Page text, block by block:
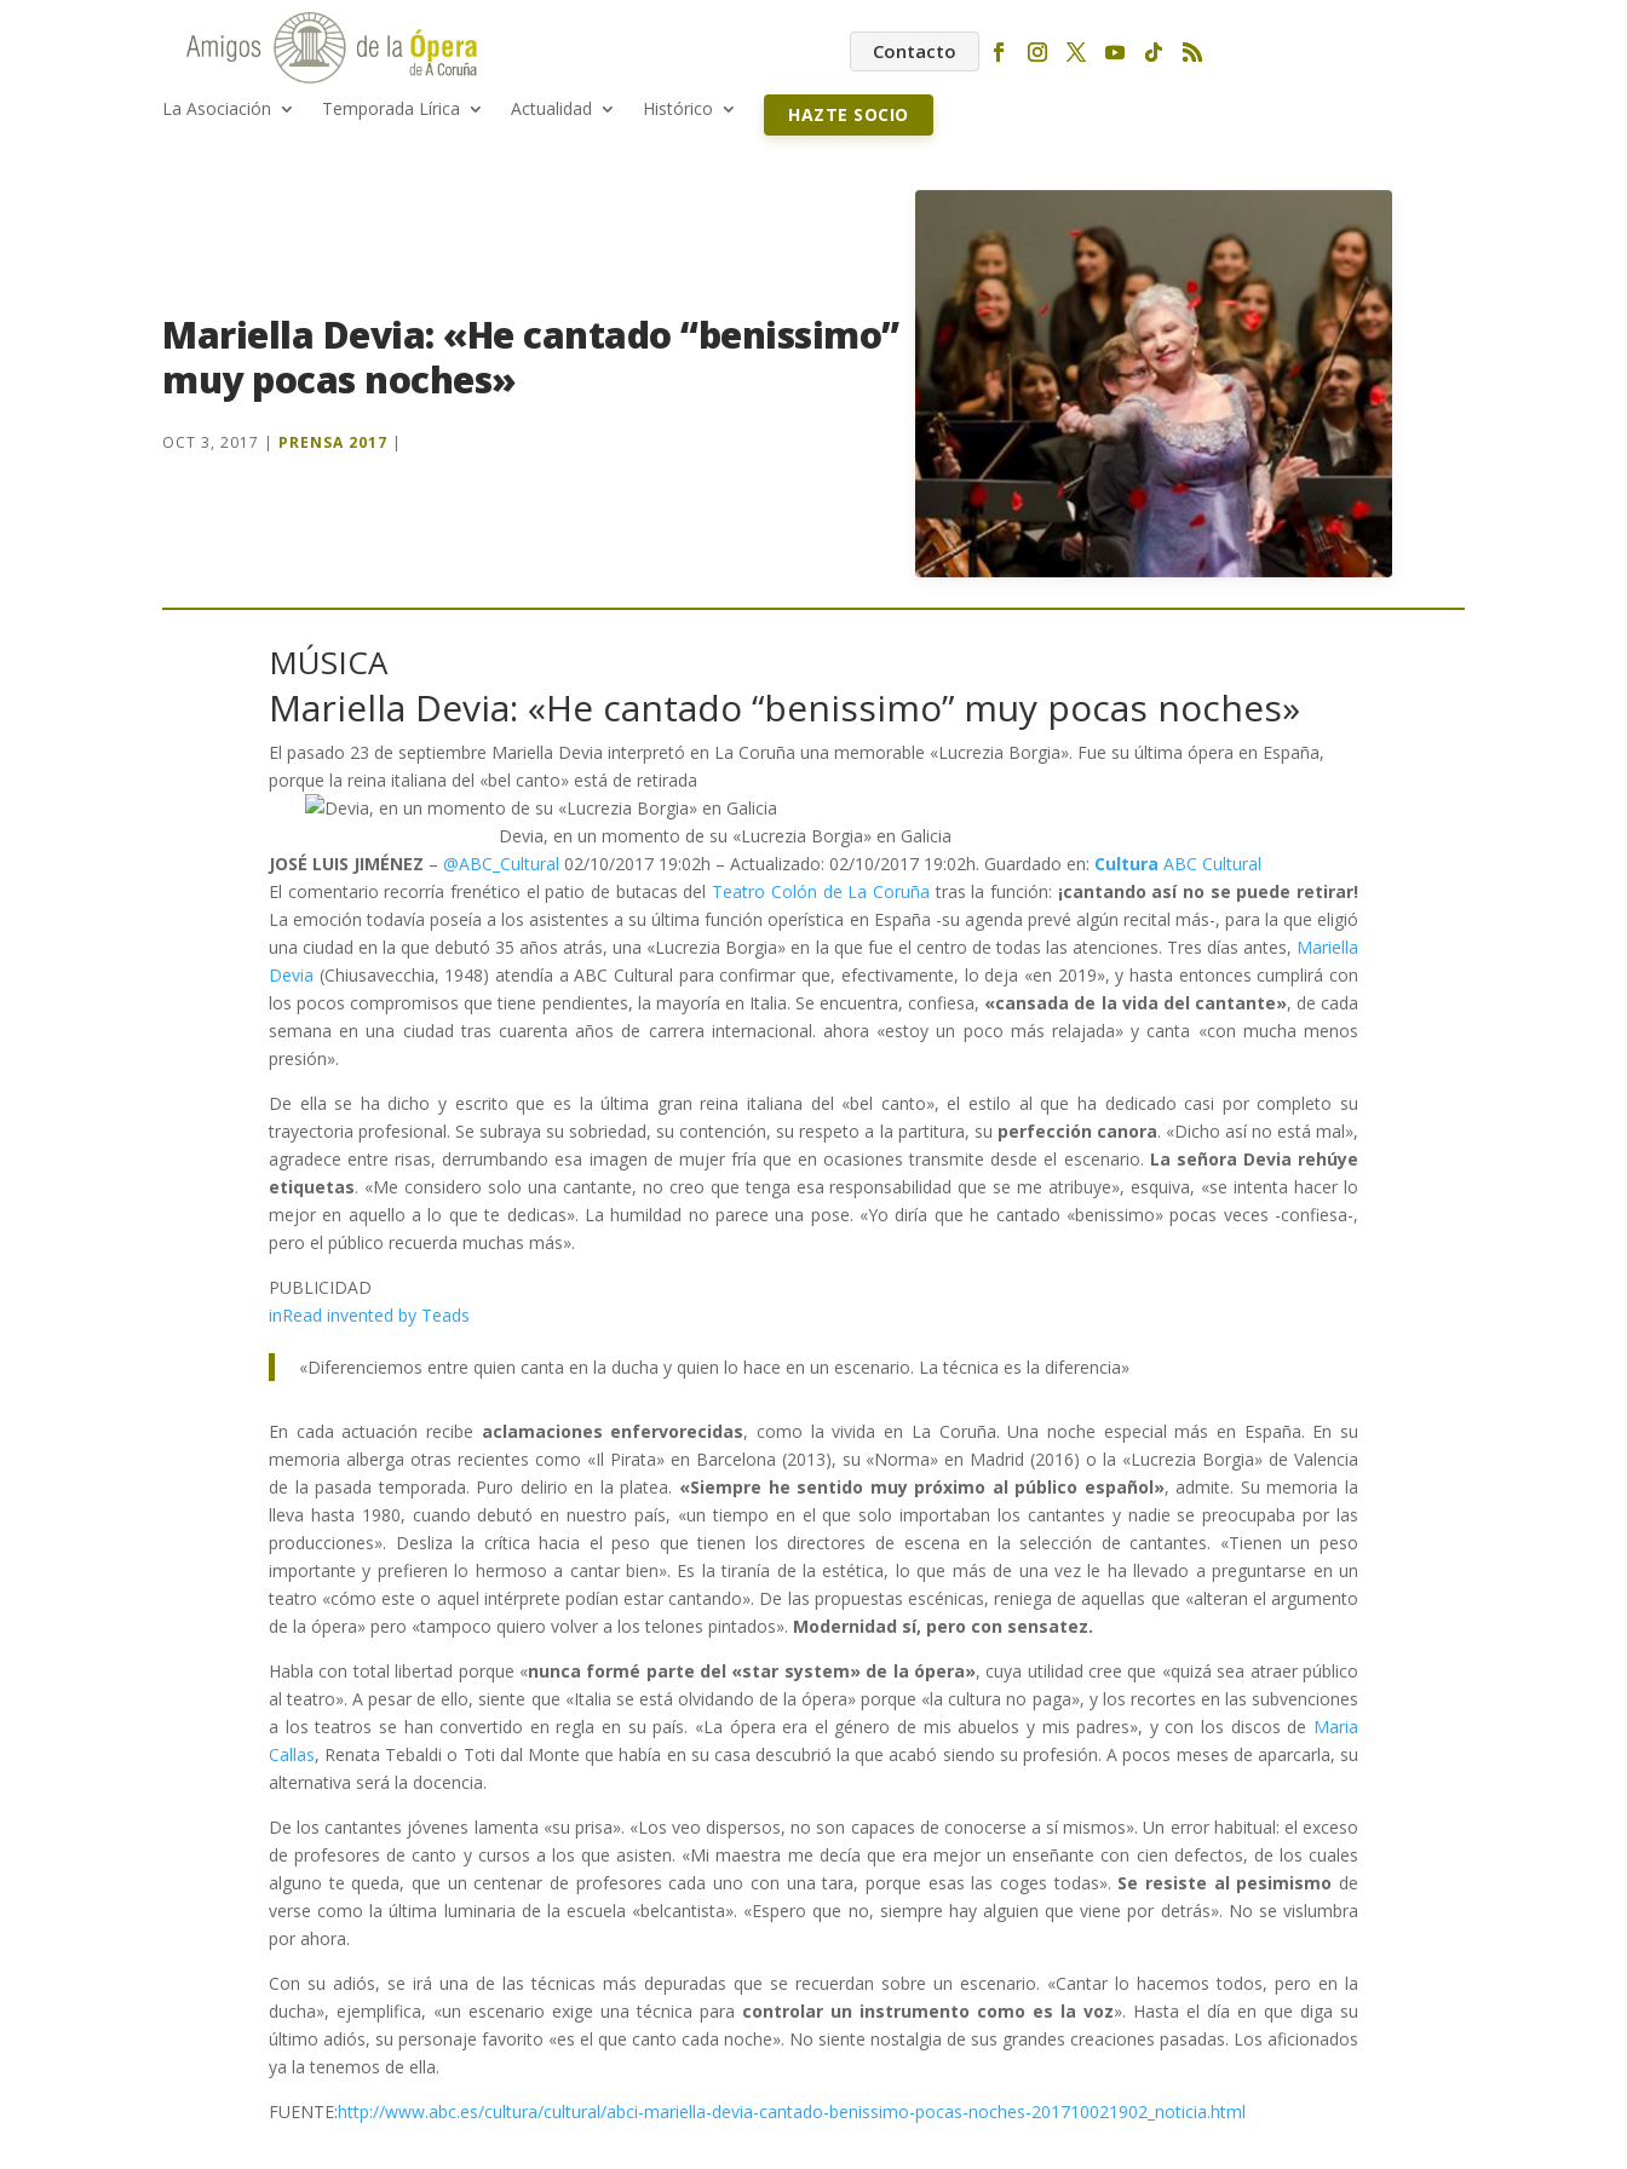
Contacto
La Asociación Temporada Lírica Actualidad Histórico HAZTE SOCIO
Mariella Devia: «He cantado “benissimo”
muy pocas noches»
OCT 3, 2017 | PRENSA 2017 |
MÚSICA
Mariella Devia: «He cantado “benissimo” muy pocas noches»
El pasado 23 de septiembre Mariella Devia interpretó en La Coruña una memorable «Lucrezia Borgia». Fue su última ópera en España,
porque la reina italiana del «bel canto» está de retirada
Devia, en un momento de su «Lucrezia Borgia» en Galicia
JOSÉ LUIS JIMÉNEZ – @ABC_Cultural 02/10/2017 19:02h – Actualizado: 02/10/2017 19:02h. Guardado en: Cultura ABC Cultural
El comentario recorría frenético el patio de butacas del Teatro Colón de La Coruña tras la función: ¡cantando así no se puede retirar!
La emoción todavía poseía a los asistentes a su última función operística en España -su agenda prevé algún recital más-, para la que eligió
una ciudad en la que debutó 35 años atrás, una «Lucrezia Borgia» en la que fue el centro de todas las atenciones. Tres días antes, Mariella
Devia (Chiusavecchia, 1948) atendía a ABC Cultural para confirmar que, efectivamente, lo deja «en 2019», y hasta entonces cumplirá con
los pocos compromisos que tiene pendientes, la mayoría en Italia. Se encuentra, confiesa, «cansada de la vida del cantante», de cada
semana en una ciudad tras cuarenta años de carrera internacional. ahora «estoy un poco más relajada» y canta «con mucha menos
presión».
De ella se ha dicho y escrito que es la última gran reina italiana del «bel canto», el estilo al que ha dedicado casi por completo su
trayectoria profesional. Se subraya su sobriedad, su contención, su respeto a la partitura, su perfección canora. «Dicho así no está mal»,
agradece entre risas, derrumbando esa imagen de mujer fría que en ocasiones transmite desde el escenario. La señora Devia rehúye
etiquetas. «Me considero solo una cantante, no creo que tenga esa responsabilidad que se me atribuye», esquiva, «se intenta hacer lo
mejor en aquello a lo que te dedicas». La humildad no parece una pose. «Yo diría que he cantado «benissimo» pocas veces -confiesa-,
pero el público recuerda muchas más».
PUBLICIDAD
inRead invented by Teads
«Diferenciemos entre quien canta en la ducha y quien lo hace en un escenario. La técnica es la diferencia»
En cada actuación recibe aclamaciones enfervorecidas, como la vivida en La Coruña. Una noche especial más en España. En su
memoria alberga otras recientes como «Il Pirata» en Barcelona (2013), su «Norma» en Madrid (2016) o la «Lucrezia Borgia» de Valencia
de la pasada temporada. Puro delirio en la platea. «Siempre he sentido muy próximo al público español», admite. Su memoria la
lleva hasta 1980, cuando debutó en nuestro país, «un tiempo en el que solo importaban los cantantes y nadie se preocupaba por las
producciones». Desliza la crítica hacia el peso que tienen los directores de escena en la selección de cantantes. «Tienen un peso
importante y prefieren lo hermoso a cantar bien». Es la tiranía de la estética, lo que más de una vez le ha llevado a preguntarse en un
teatro «cómo este o aquel intérprete podían estar cantando». De las propuestas escénicas, reniega de aquellas que «alteran el argumento
de la ópera» pero «tampoco quiero volver a los telones pintados». Modernidad sí, pero con sensatez.
Habla con total libertad porque «nunca formé parte del «star system» de la ópera», cuya utilidad cree que «quizá sea atraer público
al teatro». A pesar de ello, siente que «Italia se está olvidando de la ópera» porque «la cultura no paga», y los recortes en las subvenciones
a los teatros se han convertido en regla en su país. «La ópera era el género de mis abuelos y mis padres», y con los discos de Maria
Callas, Renata Tebaldi o Toti dal Monte que había en su casa descubrió la que acabó siendo su profesión. A pocos meses de aparcarla, su
alternativa será la docencia.
De los cantantes jóvenes lamenta «su prisa». «Los veo dispersos, no son capaces de conocerse a sí mismos». Un error habitual: el exceso
de profesores de canto y cursos a los que asisten. «Mi maestra me decía que era mejor un enseñante con cien defectos, de los cuales
alguno te queda, que un centenar de profesores cada uno con una tara, porque esas las coges todas». Se resiste al pesimismo de
verse como la última luminaria de la escuela «belcantista». «Espero que no, siempre hay alguien que viene por detrás». No se vislumbra
por ahora.
Con su adiós, se irá una de las técnicas más depuradas que se recuerdan sobre un escenario. «Cantar lo hacemos todos, pero en la
ducha», ejemplifica, «un escenario exige una técnica para controlar un instrumento como es la voz». Hasta el día en que diga su
último adiós, su personaje favorito «es el que canto cada noche». No siente nostalgia de sus grandes creaciones pasadas. Los aficionados
ya la tenemos de ella.
FUENTE:http://www.abc.es/cultura/cultural/abci-mariella-devia-cantado-benissimo-pocas-noches-201710021902_noticia.html